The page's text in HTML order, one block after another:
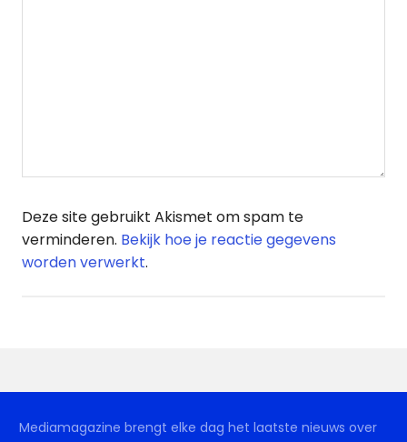
Deze site gebruikt Akismet om spam te
verminderen. Bekijk hoe je reactie gegevens
worden verwerkt.
Mediamagazine brengt elke dag het laatste nieuws over